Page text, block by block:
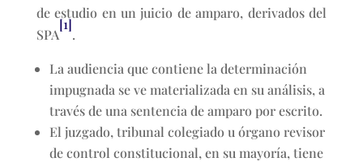
de estudio en un juicio de amparo, derivados del
SPA
[1]
.
La audiencia que contiene la determinación
impugnada se ve materializada en su análisis, a
través de una sentencia de amparo por escrito.
El juzgado, tribunal colegiado u órgano revisor
de control constitucional, en su mayoría, tiene